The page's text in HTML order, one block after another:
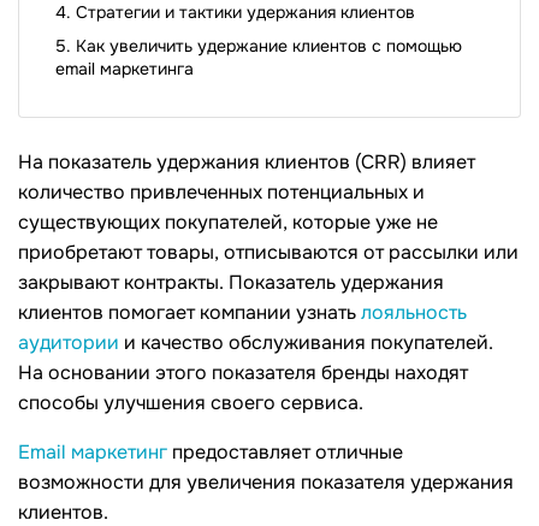
Стратегии и тактики удержания клиентов
Как увеличить удержание клиентов с помощью
email маркетинга
На показатель удержания клиентов (CRR) влияет
количество привлеченных потенциальных и
существующих покупателей, которые уже не
приобретают товары, отписываются от рассылки или
закрывают контракты. Показатель удержания
клиентов помогает компании узнатьлояльность
аудитории и качество обслуживания покупателей.
На основании этого показателя бренды находят
способы улучшения своего сервиса.
Email маркетинг предоставляет отличные
возможности для увеличения показателя удержания
клиентов.